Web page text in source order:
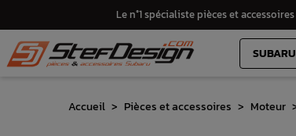
Le n°1 spécialiste pièces et accessoires
SUBARU
Accueil Pièces et accessoires Moteur